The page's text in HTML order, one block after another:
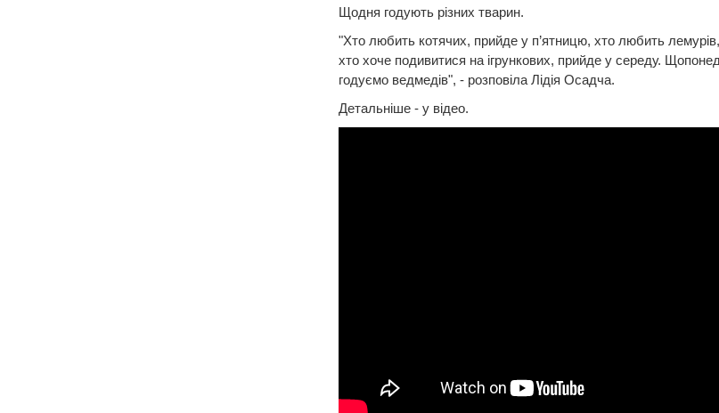
Щодня годують різних тварин.
"Хто любить котячих, прийде у п’ятницю, хто любить
хто хоче подивитися на ігрункових, прийде у середу.
годуємо ведмедів", - розповіла Лідія Осадча.
Детальніше - у відео.